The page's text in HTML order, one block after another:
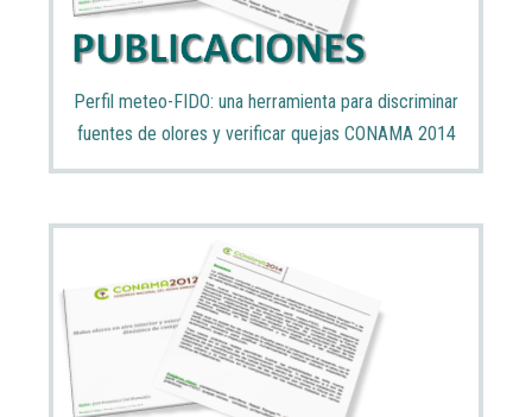
Perfil meteo-FIDO: una herramienta para discriminar
fuentes de olores y verificar quejas CONAMA 2014